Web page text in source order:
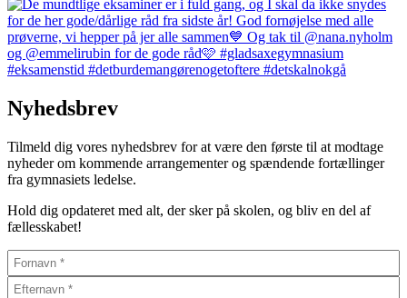
Nyhedsbrev
Tilmeld dig vores nyhedsbrev for at være den første til at modtage
nyheder om kommende arrangementer og spændende fortællinger
fra gymnasiets ledelse.
Hold dig opdateret med alt, der sker på skolen, og bliv en del af
fællesskabet!